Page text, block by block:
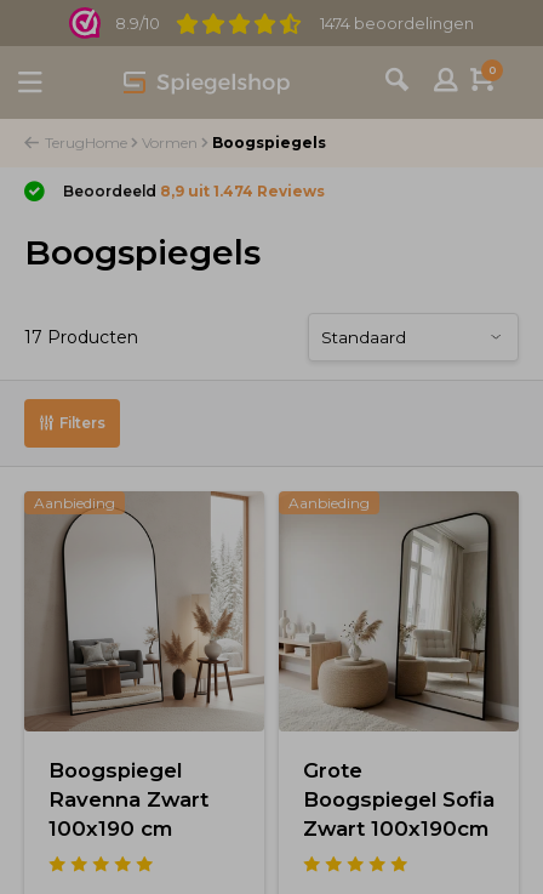
8.9/10 1474 beoordelingen
0
TerugHome Vormen Boogspiegels
Beoordeeld 8,9 uit 1.474 Reviews
Boogspiegels
17 Producten
Filters
Aanbieding
Boogspiegel
Ravenna Zwart
100x190 cm
Aanbieding
Grote
Boogspiegel Sofia
Zwart 100x190cm